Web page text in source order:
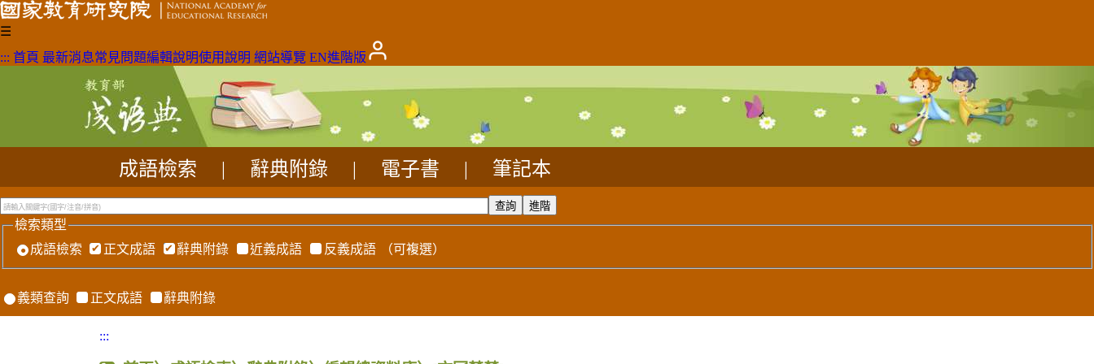
☰
::: 首頁 最新消息常見問題編輯說明使用說明 網站導覽 EN進階版
成語檢索 辭典附錄 電子書 筆記本
檢索類型
成語檢索
正文成語 辭典附錄 近義成語 反義成語 （可複選）
義類查詢 正文成語 辭典附錄
:::